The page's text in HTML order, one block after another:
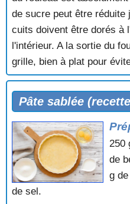
de sucre peut être réduite
cuits doivent être dorés à
l'intérieur. A la sortie du
grille, bien à plat pour
Pâte sablée
250
de
g
de sel.